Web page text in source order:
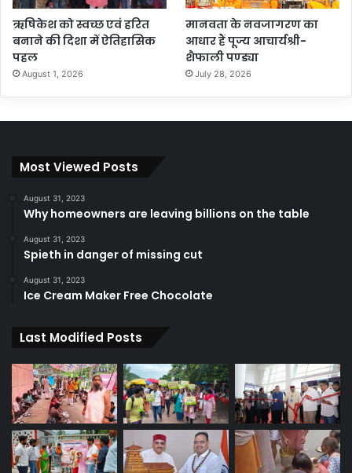
ऋषिकेश को स्वच्छ एवं हरित
बनाने की दिशा में ऐतिहासिक
पहल
August 1, 2026
मानवता के नवजागरण का
आधार हैं पूज्य आचार्यश्री-
शैफाली पण्ड्या
July 28, 2026
Most Viewed Posts
August 31, 2023
Why homeowners are leaving billions on the table
August 31, 2023
Spieth in danger of missing cut
August 31, 2023
Ice Cream Maker Free Chocolate
Last Modified Posts